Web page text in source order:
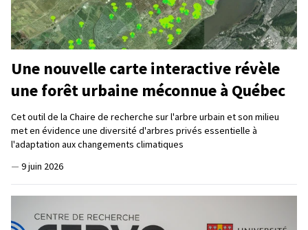
Une nouvelle carte interactive révèle
une forêt urbaine méconnue à Québec
Cet outil de la Chaire de recherche sur l'arbre urbain et son milieu
met en évidence une diversité d'arbres privés essentielle à
l'adaptation aux changements climatiques
— 9 juin 2026